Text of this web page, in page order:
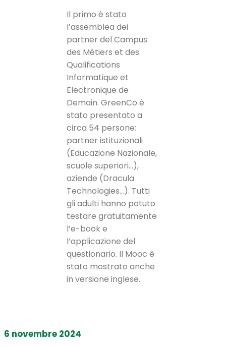
Il primo è stato
l’assemblea dei
partner del Campus
des Métiers et des
Qualifications
Informatique et
Electronique de
Demain. GreenCo è
stato presentato a
circa 54 persone:
partner istituzionali
(Educazione Nazionale,
scuole superiori…),
aziende (Dracula
Technologies…). Tutti
gli adulti hanno potuto
testare gratuitamente
l’e-book e
l’applicazione del
questionario. Il Mooc è
stato mostrato anche
in versione inglese.
6 novembre 2024